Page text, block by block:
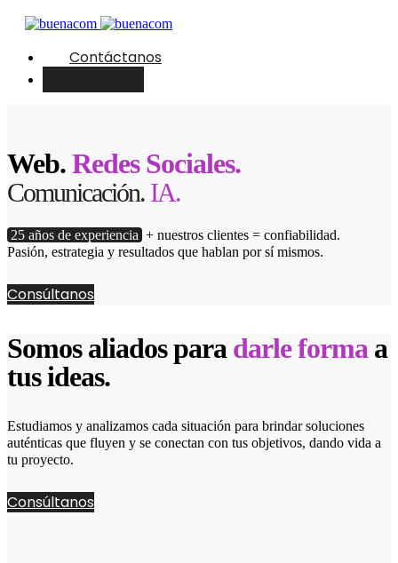
Contáctanos
Web.Redes Sociales.
Comunicación. IA.
25 años de experiencia + nuestros clientes = confiabilidad.
Pasión, estrategia y resultados que hablan por sí mismos.
Consúltanos
Somos aliados para darle forma a
tus ideas.
Estudiamos y analizamos cada situación para brindar soluciones
auténticas que fluyen y se conectan con tus objetivos, dando vida a
tu proyecto.
Consúltanos